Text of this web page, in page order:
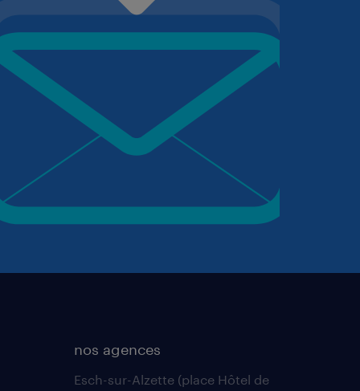
nos agences
Esch-sur-Alzette (place Hôtel de